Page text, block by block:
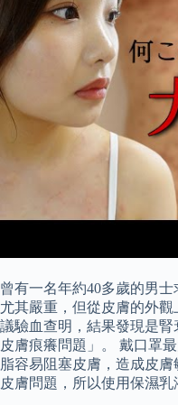
曾有一名年約40多歲的男
尤其嚴重，但從皮膚的外
議驗血查明，結果發現是
皮膚痕癢問題」。 戴口罩
脂容易阻塞皮膚，造成皮
皮膚問題，所以使用保濕乳